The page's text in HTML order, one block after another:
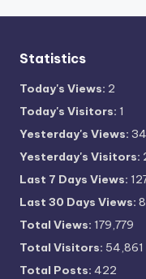
Statistics
Today's Views: 2
Today's Visitors: 1
Yesterday's Views: 34
Yesterday's Visitors:
Last 7 Days Views:
Last 30 Days Views:
Total Views: 179,779
Total Visitors: 54,861
Total Posts: 422